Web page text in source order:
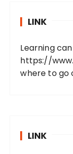
LINK
Learning
https://
where to go
LINK